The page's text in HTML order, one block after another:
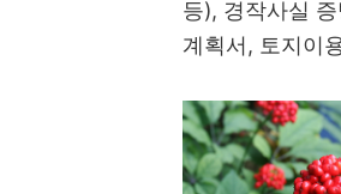
등), 경작사실
계획서, 토지이